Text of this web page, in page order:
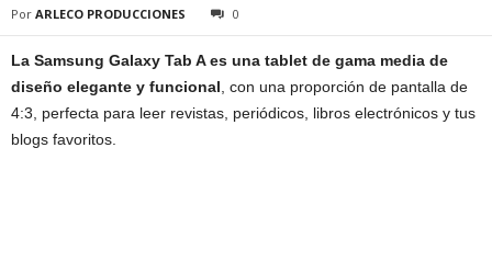
Por ARLECO PRODUCCIONES 0
La Samsung Galaxy Tab A es una tablet de gama media de
diseño elegante y funcional , con una proporción de pantalla de
4:3, perfecta para leer revistas, periódicos, libros electrónicos y tus
blogs favoritos.